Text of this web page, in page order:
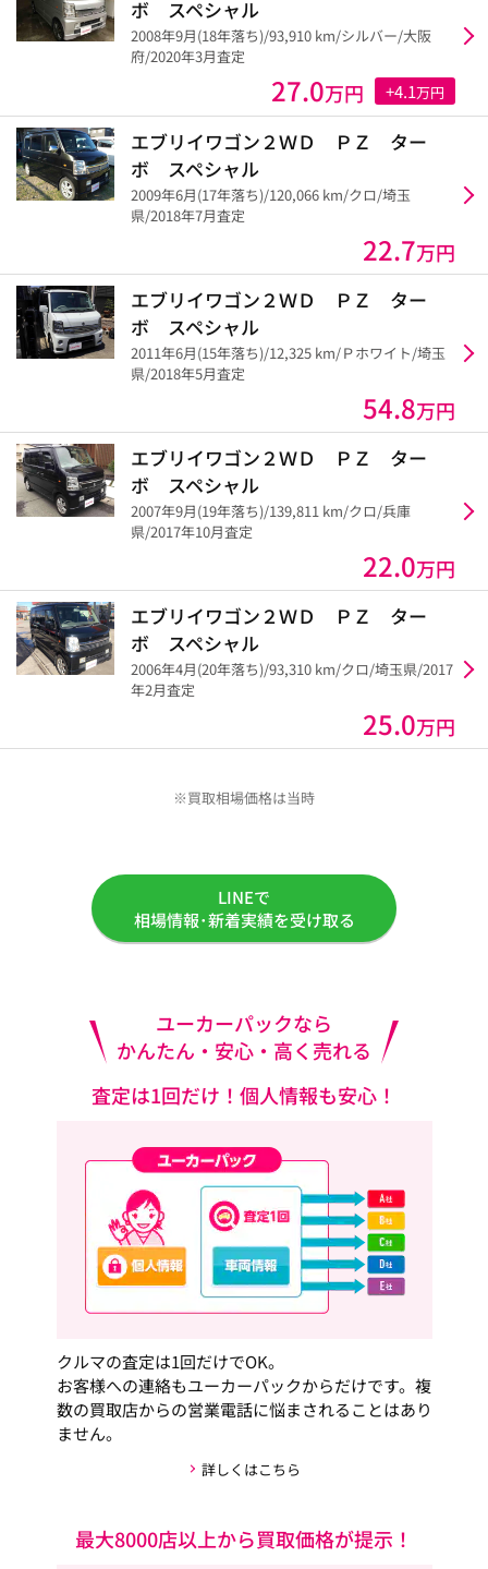
ボ スペシャル
2008年9月(18年落ち)/93,910 km/シルバー/大阪
府/2020年3月査定
27.0万円 +4.1万円
エブリイワゴン２ＷＤ ＰＺ ター
ボ スペシャル
2009年6月(17年落ち)/120,066 km/クロ/埼玉
県/2018年7月査定
22.7万円
エブリイワゴン２ＷＤ ＰＺ ター
ボ スペシャル
2011年6月(15年落ち)/12,325 km/Ｐホワイト/埼玉
県/2018年5月査定
54.8万円
エブリイワゴン２ＷＤ ＰＺ ター
ボ スペシャル
2007年9月(19年落ち)/139,811 km/クロ/兵庫
県/2017年10月査定
22.0万円
エブリイワゴン２ＷＤ ＰＺ ター
ボ スペシャル
2006年4月(20年落ち)/93,310 km/クロ/埼玉県/2017
年2月査定
25.0万円
※買取相場価格は当時
LINEで
相場情報･新着実績を受け取る
ユーカーパックなら
かんたん・安心・高く売れる
査定は1回だけ！個人情報も安心！
クルマの査定は1回だけでOK。
お客様への連絡もユーカーパックからだけです。複
数の買取店からの営業電話に悩まされることはあり
ません。
詳しくはこちら
最大8000店以上から買取価格が提示！